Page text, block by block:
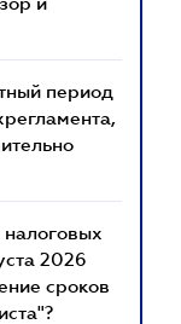
период
2026
сроков